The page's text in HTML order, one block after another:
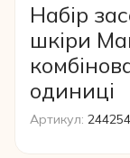
Набір
шкіри
одиниці
Артикул: